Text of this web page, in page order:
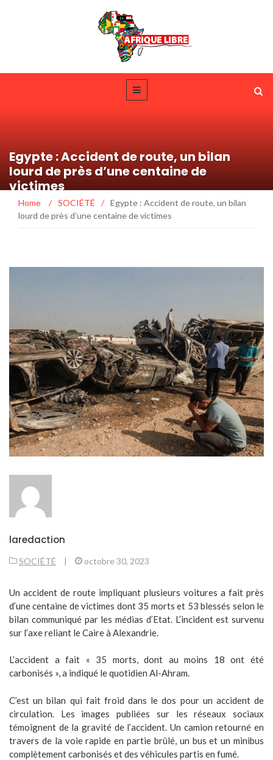
Egypte : Accident de route, un bilan
lourd de près d’une centaine de
victimes
Home / SOCIÉTÉ / Egypte : Accident de route, un bilan
lourd de près d’une centaine de victimes
laredaction
SOCIÉTÉ | octobre 30, 2023
Un accident de route impliquant plusieurs voitures a fait près
d’une centaine de victimes dont 35 morts et 53 blessés selon le
bilan communiqué par les médias d’Etat. L’incident est survenu
sur l’axe reliant le Caire à Alexandrie.
L’accident a fait « 35 morts, dont au moins 18 ont été
carbonisés », a indiqué le quotidien Al-Ahram.
C’est un bilan qui fait froid dans le dos pour un accident de
circulation. Les images publiées sur les réseaux sociaux
témoignent de la gravité de l’accident. Un camion retourné en
travers de la voie rapide en partie brûlé, un bus et un minibus
complètement carbonisés et des véhicules partis en fumé.